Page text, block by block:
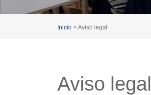
Inicio > Aviso legal
Aviso legal